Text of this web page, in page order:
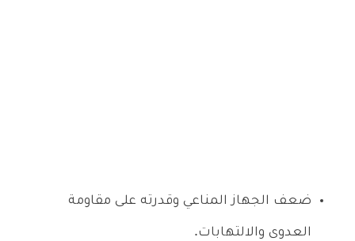
ضعف الجهاز المناعي وقدرته على مقاومة
العدوى والالتهابات.